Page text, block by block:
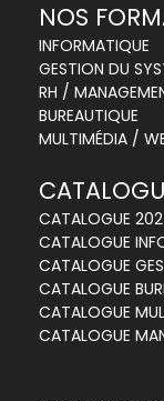
NOS
INFORMATIQUE
GESTION DU
RH /
BUREAUTIQUE
MULTIMÉDIA /
CATALOGUE
CATALOGUE
CATALOGUE
CATALOGUE
CATALOGUE
CATALOGUE